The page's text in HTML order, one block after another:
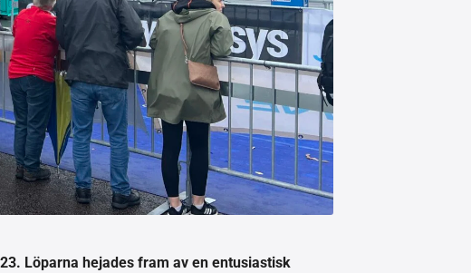
Löparna hejades fram av en entusiastisk